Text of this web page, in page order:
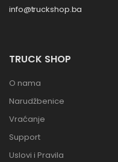
info@truckshop.ba
TRUCK SHOP
O nama
Narudžbenice
Vraćanje
Support
Uslovi i Pravila